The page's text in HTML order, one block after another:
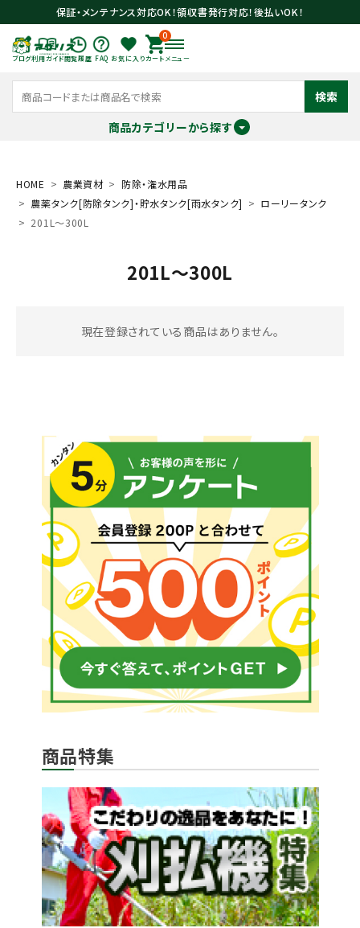
保証・メンテナンス対応OK！領収書発行対応！後払いOK！
ブログ利用ガイド閲覧履歴 FAQ お気に入り
0
カート メニュー
検索
商品カテゴリーから探す
meeting_room ログイン person 会員登録
農業機械
農業資材
作業用品
補修部品
レンタル
ブログ
利用ガイド FAQ
メールでのお問い合わせ
info@agriz.net
HOME 農業資材
防除・潅水用品
農薬タンク[防除タンク]・貯水タンク[雨水タンク]
ローリータンク
201L～300L
201L～300L
現在登録されている商品はありません。
商品特集